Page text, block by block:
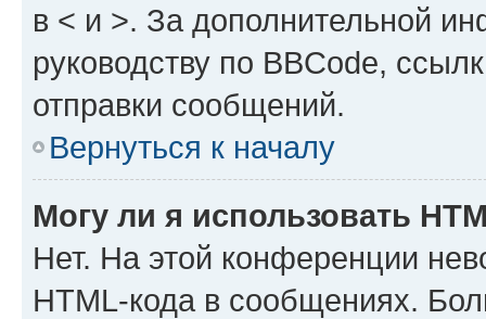
в < и >. За дополнительной
руководству по BBCode,
отправки сообщений.
Вернуться к началу
Могу ли я использовать
Нет. На этой конференции
HTML-кода в сообщениях.